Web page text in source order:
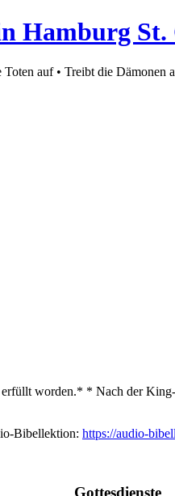
Hamburg St.
auf • Treibt die Dämonen
worden.* * Nach der
Bibellektion: https://audio-
Gottesdienste